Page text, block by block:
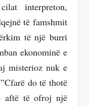
interpreton,
të famshmit
të një burri
ekonominë e
misterioz nuk e
do të thotë
aftë të ofroj një